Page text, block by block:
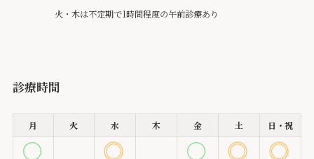
火・木は不定期で1時間程度の午前診療あり
診療時間
月 火 水 木 金 土 日・祝